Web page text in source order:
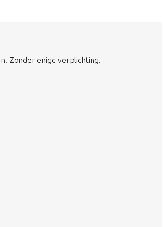
Zonder enige verplichting.